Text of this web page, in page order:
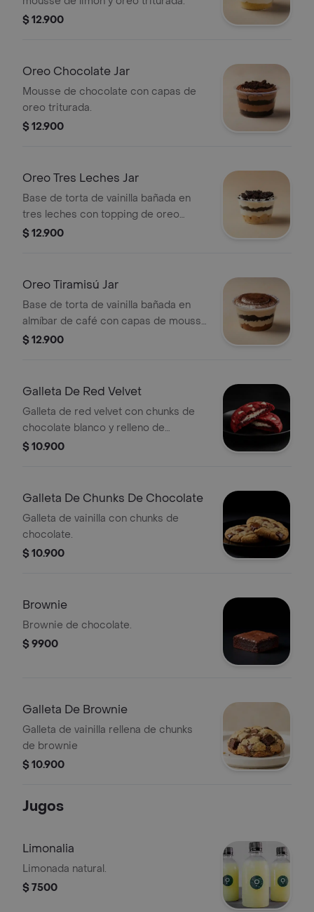
$ 12.900
Oreo Chocolate Jar
Mousse de chocolate con capas de
oreo triturada.
$ 12.900
Oreo Tres Leches Jar
Base de torta de vainilla bañada en
tres leches con topping de oreo
triturada.
$ 12.900
Oreo Tiramisú Jar
Base de torta de vainilla bañada en
almíbar de café con capas de mousse
de tiramisú y oreo.
$ 12.900
Galleta De Red Velvet
Galleta de red velvet con chunks de
chocolate blanco y relleno de
cheesecake.
$ 10.900
Galleta De Chunks De Chocolate
Galleta de vainilla con chunks de
chocolate.
$ 10.900
Brownie
Brownie de chocolate.
$ 9900
Galleta De Brownie
Galleta de vainilla rellena de chunks
de brownie
$ 10.900
Jugos
Limonalia
Limonada natural.
$ 7500